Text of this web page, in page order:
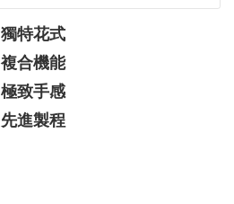
獨特花式
複合機能
極致手感
先進製程